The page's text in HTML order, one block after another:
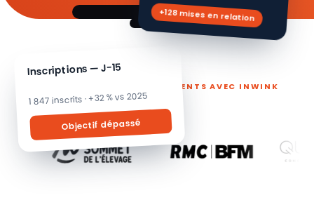
Inscriptions — J-15
1 847 inscrits · +32 % vs 2025
Objectif dépassé
+128 mises en relation
ILS PILOTENT LEURS ÉVÉNEMENTS AVEC INWINK